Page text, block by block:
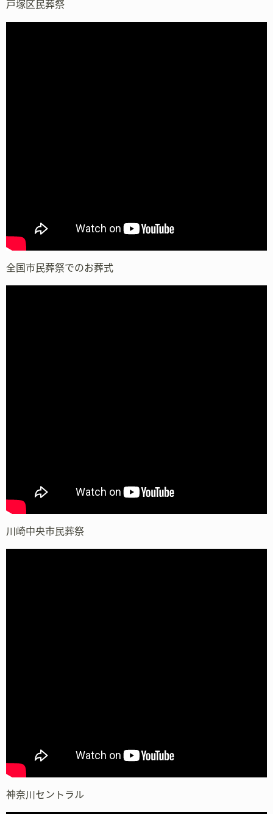
戸塚区民葬祭
全国市民葬祭でのお葬式
川崎中央市民葬祭
神奈川セントラル